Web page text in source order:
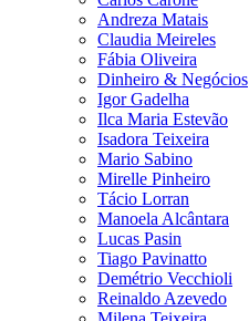
Andreza Matais
Claudia Meireles
Fábia Oliveira
Dinheiro & Negócios
Igor Gadelha
Ilca Maria Estevão
Isadora Teixeira
Mario Sabino
Mirelle Pinheiro
Tácio Lorran
Manoela Alcântara
Lucas Pasin
Tiago Pavinatto
Demétrio Vecchioli
Reinaldo Azevedo